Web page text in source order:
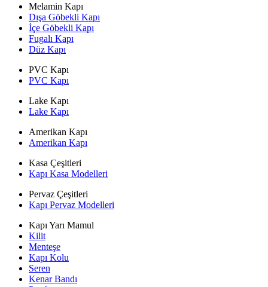
Melamin Kapı
Dışa Göbekli Kapı
İçe Göbekli Kapı
Fugalı Kapı
Düz Kapı
PVC Kapı
PVC Kapı
Lake Kapı
Lake Kapı
Amerikan Kapı
Amerikan Kapı
Kasa Çeşitleri
Kapı Kasa Modelleri
Pervaz Çeşitleri
Kapı Pervaz Modelleri
Kapı Yarı Mamul
Kilit
Menteşe
Kapı Kolu
Seren
Kenar Bandı